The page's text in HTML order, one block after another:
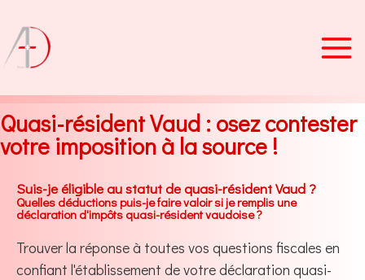
contenu
Quasi-résident Vaud : osez contester
votre imposition à la source !
Suis-je éligible au statut de quasi-résident Vaud ?
Quelles déductions puis-je faire valoir si je remplis une
déclaration d'impôts quasi-résident vaudoise ?
Trouver la réponse à toutes vos questions fiscales en
confiant l'établissement de votre déclaration quasi-